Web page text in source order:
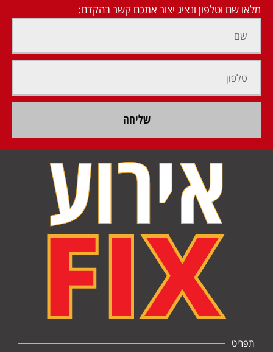
מלאו שם וטלפון ונציג יצור אתכם קשר בהקדם:
שליחה
תפריט